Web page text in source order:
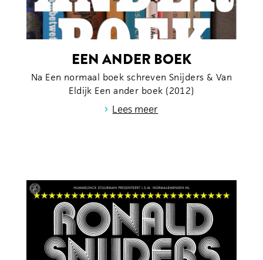
EEN ANDER BOEK
Na Een normaal boek schreven Snijders & Van
Eldijk Een ander boek (2012)
› Lees meer